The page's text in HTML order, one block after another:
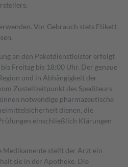
Vor Gebrauch stets Etikett
an den Paketdienstleister erfolgt
Freitag bis 18:00 Uhr. Der genaue
und in Abhängigkeit der
Zustellzeitpunkt des Spediteurs
notwendige pharmazeutische
dienen, die
einschließlich Klärungen
stellt der Arzt ein
sie in der Apotheke. Die